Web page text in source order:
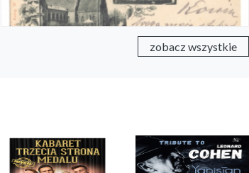
zobacz wszystkie